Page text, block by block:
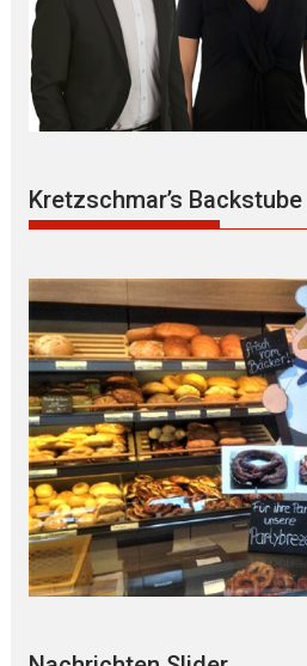
Kretzschmar’s Backstube